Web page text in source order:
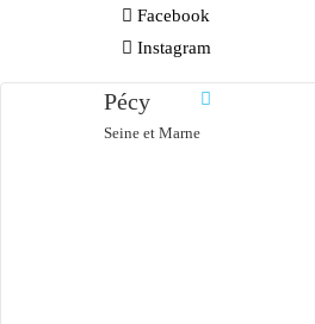
Facebook
Instagram
Pécy
Seine et Marne